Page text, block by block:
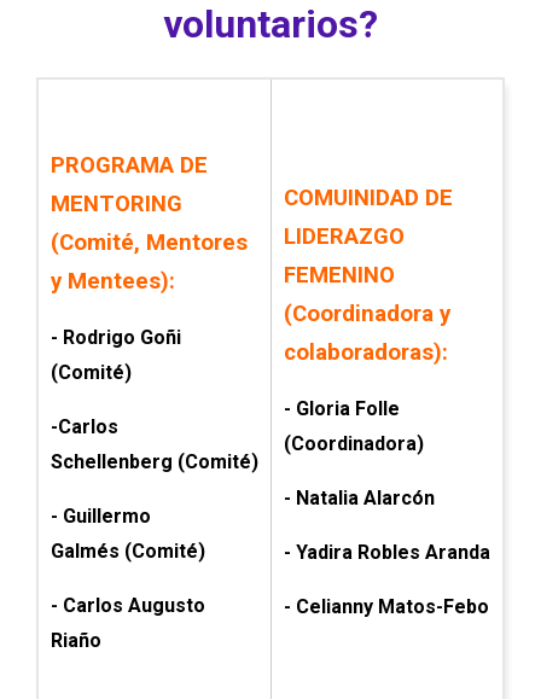
voluntarios?
PROGRAMA DE
MENTORING
(Comité, Mentores
y Mentees):
- Rodrigo Goñi
(Comité)
-Carlos
Schellenberg (Comité)
- Guillermo
Galmés (Comité)
- Carlos Augusto
Riaño
COMUINIDAD DE
LIDERAZGO
FEMENINO
(Coordinadora y
colaboradoras):
- Gloria Folle
(Coordinadora)
- Natalia Alarcón
- Yadira Robles Aranda
- Celianny Matos-Febo